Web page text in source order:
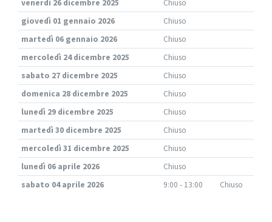
venerdì 26 dicembre 2025
Chiuso
giovedì 01 gennaio 2026
Chiuso
martedì 06 gennaio 2026
Chiuso
mercoledì 24 dicembre 2025
Chiuso
sabato 27 dicembre 2025
Chiuso
domenica 28 dicembre 2025
Chiuso
lunedì 29 dicembre 2025
Chiuso
martedì 30 dicembre 2025
Chiuso
mercoledì 31 dicembre 2025
Chiuso
lunedì 06 aprile 2026
Chiuso
sabato 04 aprile 2026
9:00 - 13:00 Chiuso